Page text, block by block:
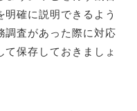
明確に説明できるよう
調査があった際に対応
保存しておきましょ